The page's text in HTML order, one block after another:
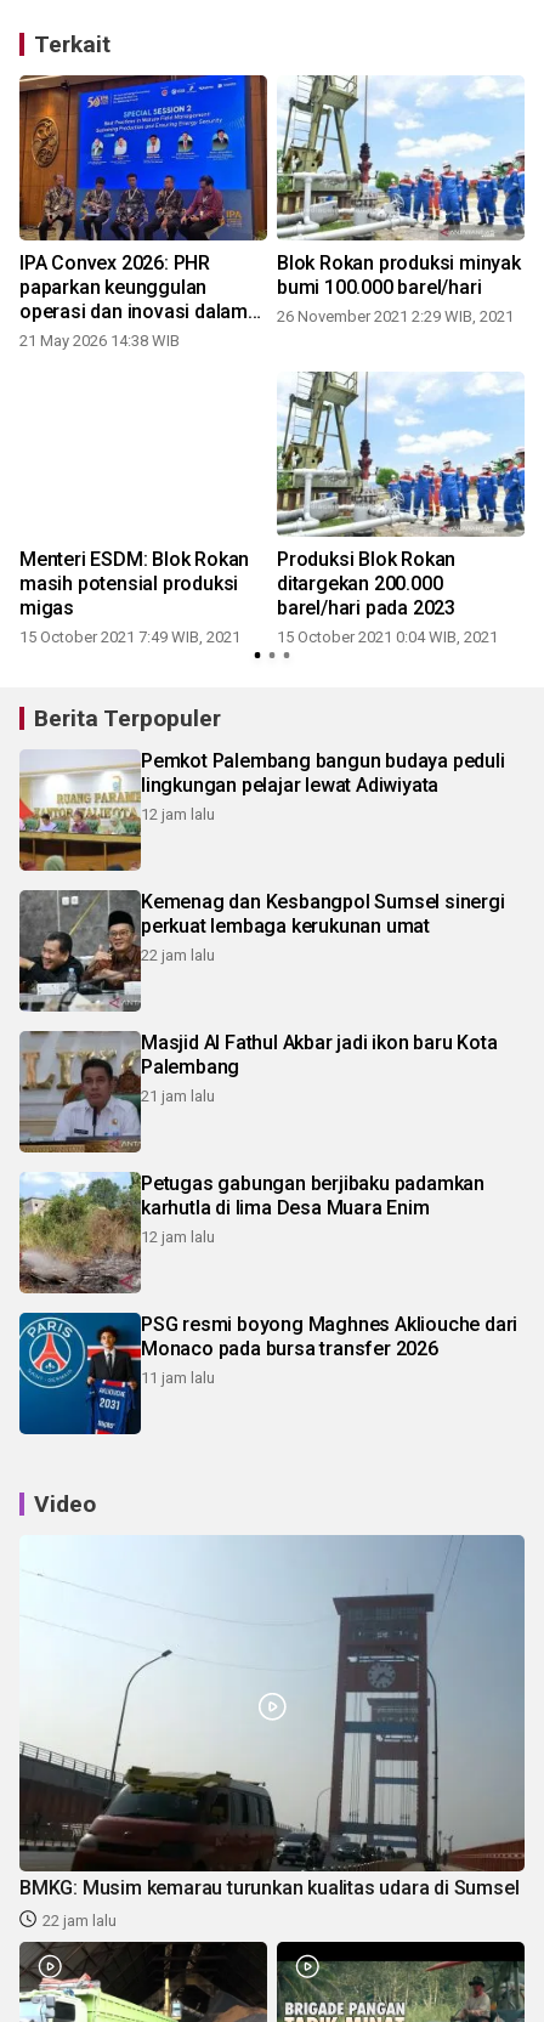
Terkait
IPA Convex 2026: PHR
paparkan keunggulan
operasi dan inovasi dalam
produksi di Sumatera
21 May 2026 14:38 WIB
Blok Rokan produksi minyak
bumi 100.000 barel/hari
26 November 2021 2:29 WIB, 2021
Menteri ESDM: Blok Rokan
masih potensial produksi
migas
15 October 2021 7:49 WIB, 2021
Produksi Blok Rokan
ditargekan 200.000
barel/hari pada 2023
15 October 2021 0:04 WIB, 2021
Berita Terpopuler
Pemkot Palembang bangun budaya peduli
lingkungan pelajar lewat Adiwiyata
12 jam lalu
Kemenag dan Kesbangpol Sumsel sinergi
perkuat lembaga kerukunan umat
22 jam lalu
Masjid Al Fathul Akbar jadi ikon baru Kota
Palembang
21 jam lalu
Petugas gabungan berjibaku padamkan
karhutla di lima Desa Muara Enim
12 jam lalu
PSG resmi boyong Maghnes Akliouche dari
Monaco pada bursa transfer 2026
11 jam lalu
Video
BMKG: Musim kemarau turunkan kualitas udara di Sumsel
22 jam lalu